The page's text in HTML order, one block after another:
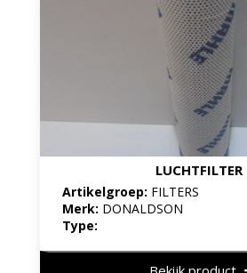
LUCHTFILTER
Artikelgroep: FILTERS
Merk: DONALDSON
Type: